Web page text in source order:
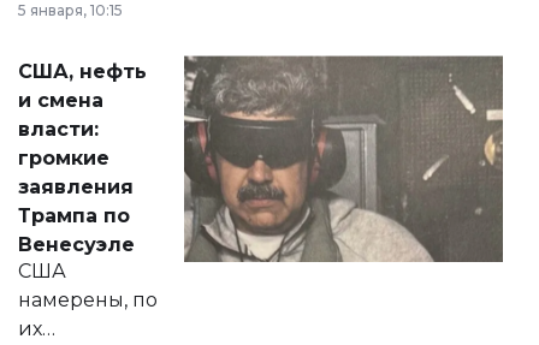
сразу несколько
актуальных тем —
от слухов о
политических
реформах до
вопросов армии,
экономики и
личного здоровья.
5 января, 10:15
США, нефть
и смена
власти:
громкие
заявления
Трампа по
Венесуэле
США
намерены, по
их